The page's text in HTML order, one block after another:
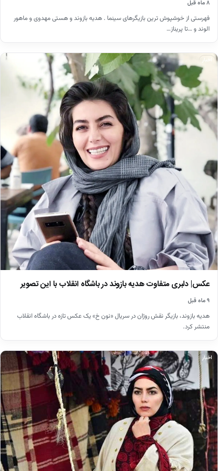
۸ ماه قبل
فهرستی از خوشپوش ترین بازیگرهای سینما . هدیه بازوند و هستی مهدوی و ماهور
الوند و …تا پریناز…
اخبار
عکس| دلبری متفاوت هدیه بازوند در باشگاه انقلاب با این تصویر
۹ ماه قبل
هدیه بازوند، بازیگر نقش روژان در سریال «نون خ» یک عکس تازه در باشگاه انقلاب
منتشر کرد.
اخبار